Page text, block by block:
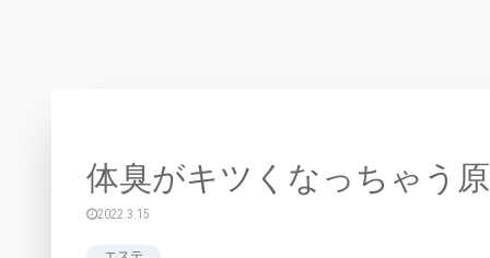
体臭がキツくなっちゃう
2022.3.15